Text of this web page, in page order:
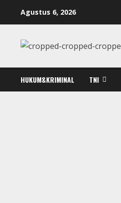
Agustus 6, 2026
HUKUM&KRIMINAL TNI